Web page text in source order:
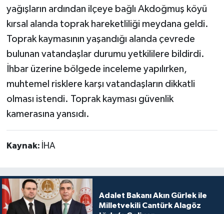
yağışların ardından ilçeye bağlı Akdoğmuş köyü
kırsal alanda toprak hareketliliği meydana geldi.
Toprak kaymasının yaşandığı alanda çevrede
bulunan vatandaşlar durumu yetkililere bildirdi.
İhbar üzerine bölgede inceleme yapılırken,
muhtemel risklere karşı vatandaşların dikkatli
olması istendi. Toprak kayması güvenlik
kamerasına yansıdı.
Kaynak: İHA
Adalet Bakanı Akın Gürlek ile
Milletvekili Cantürk Alagöz